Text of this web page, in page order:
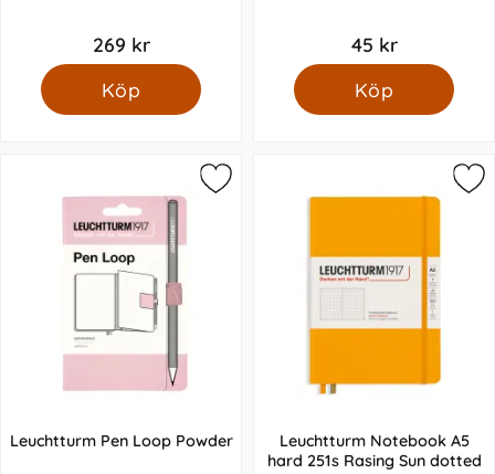
269 kr
Köp
45 kr
Köp
Leuchtturm Pen Loop Powder
Leuchtturm Notebook A5
hard 251s Rasing Sun dotted